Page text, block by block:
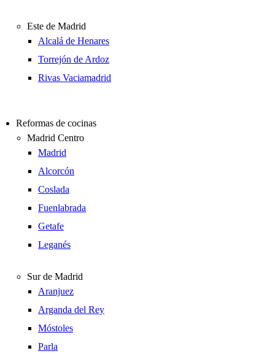
Este de Madrid
Alcalá de Henares
Torrejón de Ardoz
Rivas Vaciamadrid
Reformas de cocinas
Madrid Centro
Madrid
Alcorcón
Coslada
Fuenlabrada
Getafe
Leganés
Sur de Madrid
Aranjuez
Arganda del Rey
Móstoles
Parla